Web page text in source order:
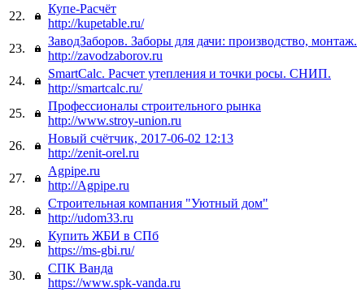
22.
Купе-Расчёт
http://kupetable.ru/
23.
ЗаводЗаборов. Заборы для дачи: производство, монтаж.
http://zavodzaborov.ru
24.
SmartCalc. Расчет утепления и точки росы. СНИП.
http://smartcalc.ru/
25.
Профессионалы строительного рынка
http://www.stroy-union.ru
26.
Новый счётчик, 2017-06-02 12:13
http://zenit-orel.ru
27.
Agpipe.ru
http://Agpipe.ru
28.
Строительная компания "Уютный дом"
http://udom33.ru
29.
Купить ЖБИ в СПб
https://ms-gbi.ru/
30.
СПК Ванда
https://www.spk-vanda.ru